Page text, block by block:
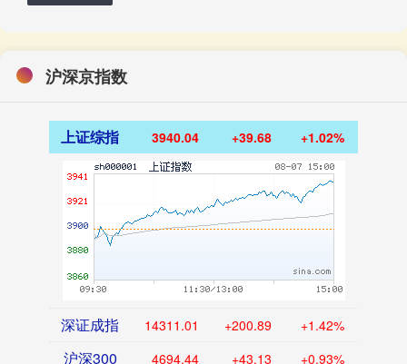
沪深京指数
上证综指 3940.04 +39.68 +1.02%
深证成指 14311.01 +200.89 +1.42%
沪深300 4694.44 +43.13 +0.93%